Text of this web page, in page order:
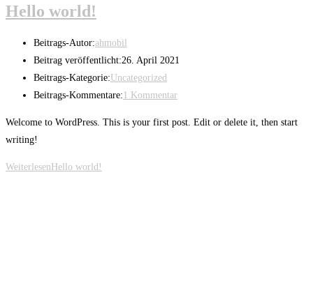
Hello world!
Beitrags-Autor:ahmobil
Beitrag veröffentlicht:26. April 2021
Beitrags-Kategorie:Uncategorized
Beitrags-Kommentare: 1 Kommentar
Welcome to WordPress. This is your first post. Edit or delete it, then start
writing!
Weiterlesen Hello world!